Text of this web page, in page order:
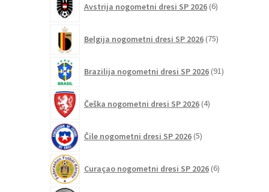
Avstrija nogometni dresi SP 2026 6izdelkov
Belgija nogometni dresi SP 2026 75izdelkov
Brazilija nogometni dresi SP 2026 91izdelkov
Češka nogometni dresi SP 2026 4izdelki
Čile nogometni dresi SP 2026 5izdelkov
Curaçao nogometni dresi SP 2026 6izdelkov